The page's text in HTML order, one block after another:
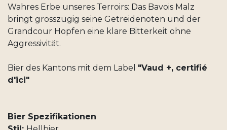
Wahres Erbe unseres Terroirs: Das Bavois Malz
bringt grosszügig seine Getreidenoten und der
Grandcour Hopfen eine klare Bitterkeit ohne
Aggressivität.
Bier des Kantons mit dem Label "Vaud +, certifié
d'ici"
Bier Spezifikationen